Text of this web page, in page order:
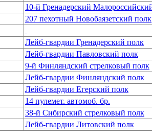
207 пехотный Новобаязетский полк
Лейб-гвардии Гренадерский полк
Лейб-гвардии Павловский полк
9-й Финляндский стрелковый полк
Лейб-гвардии Финляндский полк
Лейб-гвардии Егерский полк
14 пулемет. автомоб. бр.
38-й Сибирский стрелковый полк
Лейб-гвардии Литовский полк